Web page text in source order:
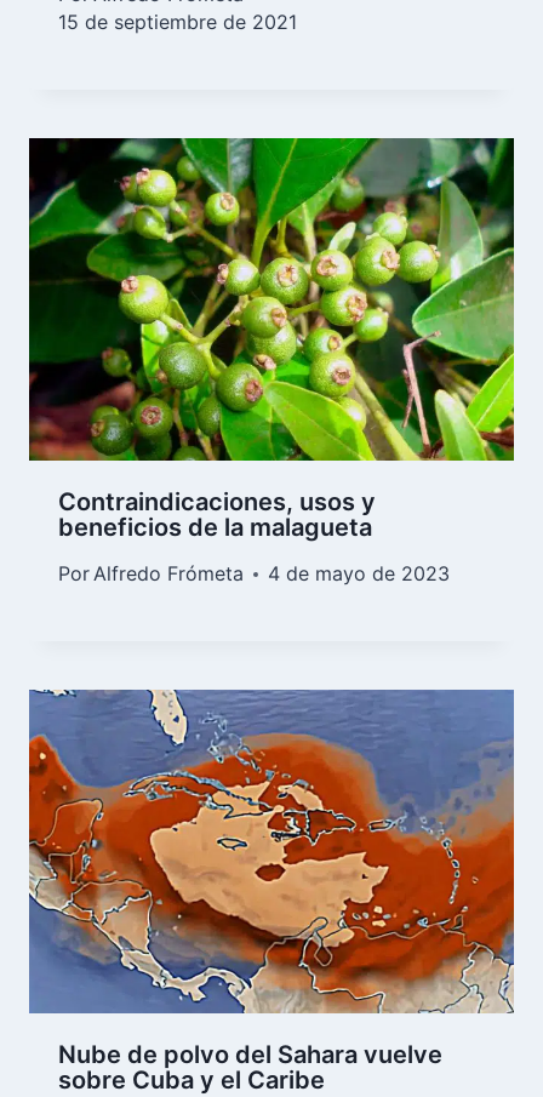
15 de septiembre de 2021
Contraindicaciones, usos y
beneficios de la malagueta
PorAlfredo Frómeta 4 de mayo de 2023
Nube de polvo del Sahara vuelve
sobre Cuba y el Caribe